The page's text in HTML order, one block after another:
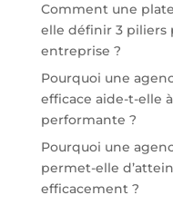
Comment une
elle définir 3 piliers
entreprise ?
Pourquoi une
efficace aide-t-elle
performante ?
Pourquoi une
permet-elle
efficacement ?